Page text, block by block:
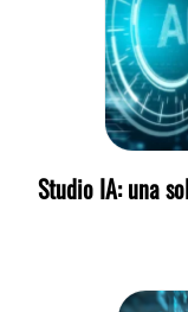
Studio IA: una